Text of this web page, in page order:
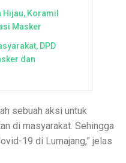
Koramil
Masker
DPD
dan
sebuah aksi untuk
di masyarakat. Sehingga
19 di Lumajang,” jelas